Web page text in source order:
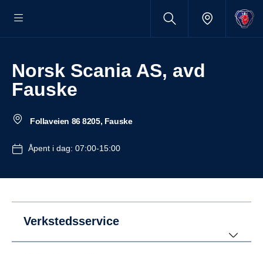
Norsk Scania AS, avd
Fauske
Follaveien 86 8205, Fauske
Åpent i dag: 07:00-15:00
Verkstedsservice